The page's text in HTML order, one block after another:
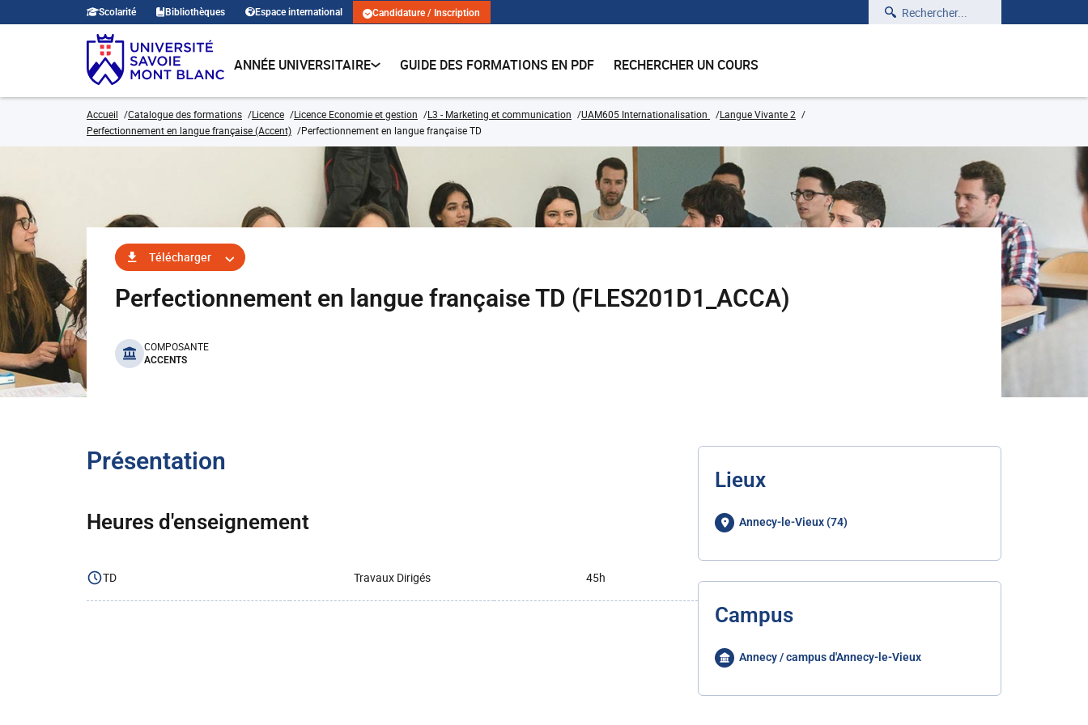
Scolarité Bibliothèques Espace international Candidature / Inscription Rechercher
ANNÉE UNIVERSITAIRE GUIDE DES FORMATIONS EN PDF RECHERCHER UN COURS
Accueil Catalogue des formations Licence Licence Economie et gestion L3 - Marketing et communication UAM605 Internationalisation
Langue Vivante 2
Perfectionnement en langue française (Accent)
Perfectionnement en langue française TD
Télécharger
Perfectionnement en langue française TD (FLES201D1_ACCA)
benefits
COMPOSANTE
ACCENTS
Présentation
Heures d'enseignement
TD Travaux Dirigés 45h
Lieux
Annecy-le-Vieux (74)
Campus
Annecy / campus d'Annecy-le-Vieux